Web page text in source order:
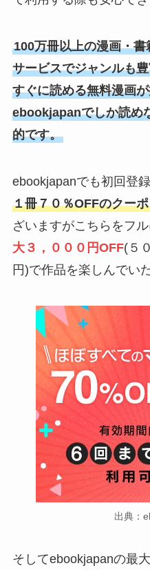
100万冊以上の漫画・
サービスでジャンルも
すぐに読める無料漫画
ebookjapanでしか読め
的です。
ebookjapanでも初回登
１冊７０％OFFのクー
ざいますがこちらをフ
大３，０００円OFF(５
円)で作品を楽しんでい
出典：
そしてebookjapanの最